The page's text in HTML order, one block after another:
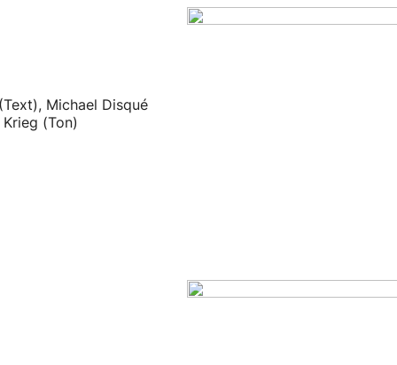
Michael Disqué
(Ton)